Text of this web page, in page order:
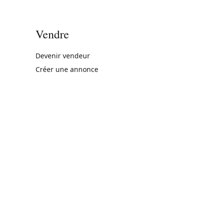
Vendre
Devenir vendeur
Créer une annonce